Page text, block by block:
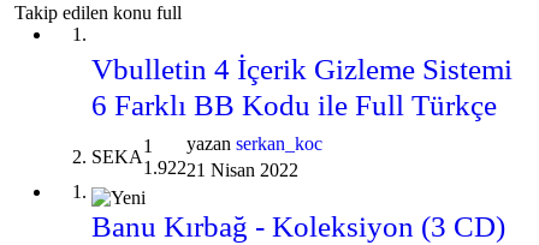
Takip edilen konu full
Vbulletin 4 İçerik Gizleme Sistemi
6 Farklı BB Kodu ile Full Türkçe
SEKA
1
1.922
yazan serkan_koc
21 Nisan 2022
Banu Kırbağ - Koleksiyon (3 CD)